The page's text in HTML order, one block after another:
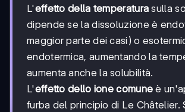
L'effetto della temperatura sulla
dipende se la dissoluzione è
maggior parte dei casi) o
endotermica, aumentando la
aumenta anche la solubilità.
L'effetto dello ione comune è
furba del principio di Le Châtelier.